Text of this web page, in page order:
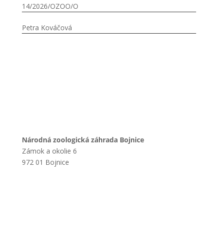
14/2026/OZOO/O
Petra Kováčová
Národná zoologická záhrada Bojnice
Zámok a okolie 6
972 01 Bojnice